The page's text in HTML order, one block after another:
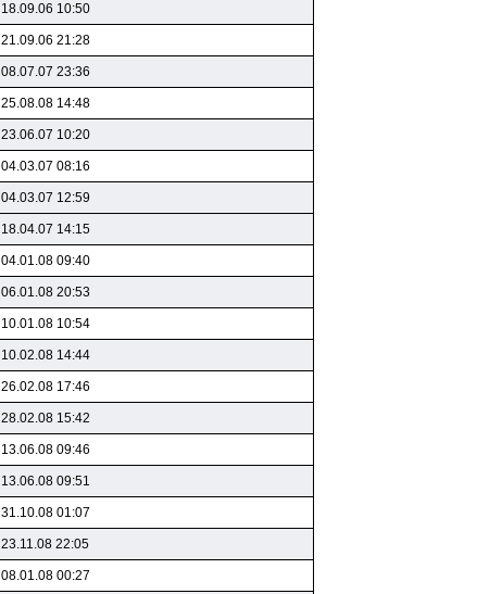
18.09.06 10:50
21.09.06 21:28
08.07.07 23:36
25.08.08 14:48
23.06.07 10:20
04.03.07 08:16
04.03.07 12:59
18.04.07 14:15
04.01.08 09:40
06.01.08 20:53
10.01.08 10:54
10.02.08 14:44
26.02.08 17:46
28.02.08 15:42
13.06.08 09:46
13.06.08 09:51
31.10.08 01:07
23.11.08 22:05
08.01.08 00:27